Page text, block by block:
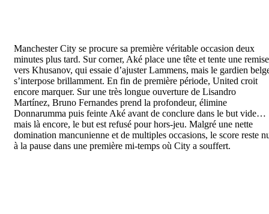
Manchester City se procure sa première véritable occasion deux
minutes plus tard. Sur corner, Aké place une tête et tente une remise
vers Khusanov, qui essaie d’ajuster Lammens, mais le gardien
s’interpose brillamment. En fin de première période, United croit
encore marquer. Sur une très longue ouverture de Lisandro
Martínez, Bruno Fernandes prend la profondeur, élimine
Donnarumma puis feinte Aké avant de conclure dans le but vide…
mais là encore, le but est refusé pour hors-jeu. Malgré une nette
domination mancunienne et de multiples occasions, le score reste
à la pause dans une première mi-temps où City a souffert.